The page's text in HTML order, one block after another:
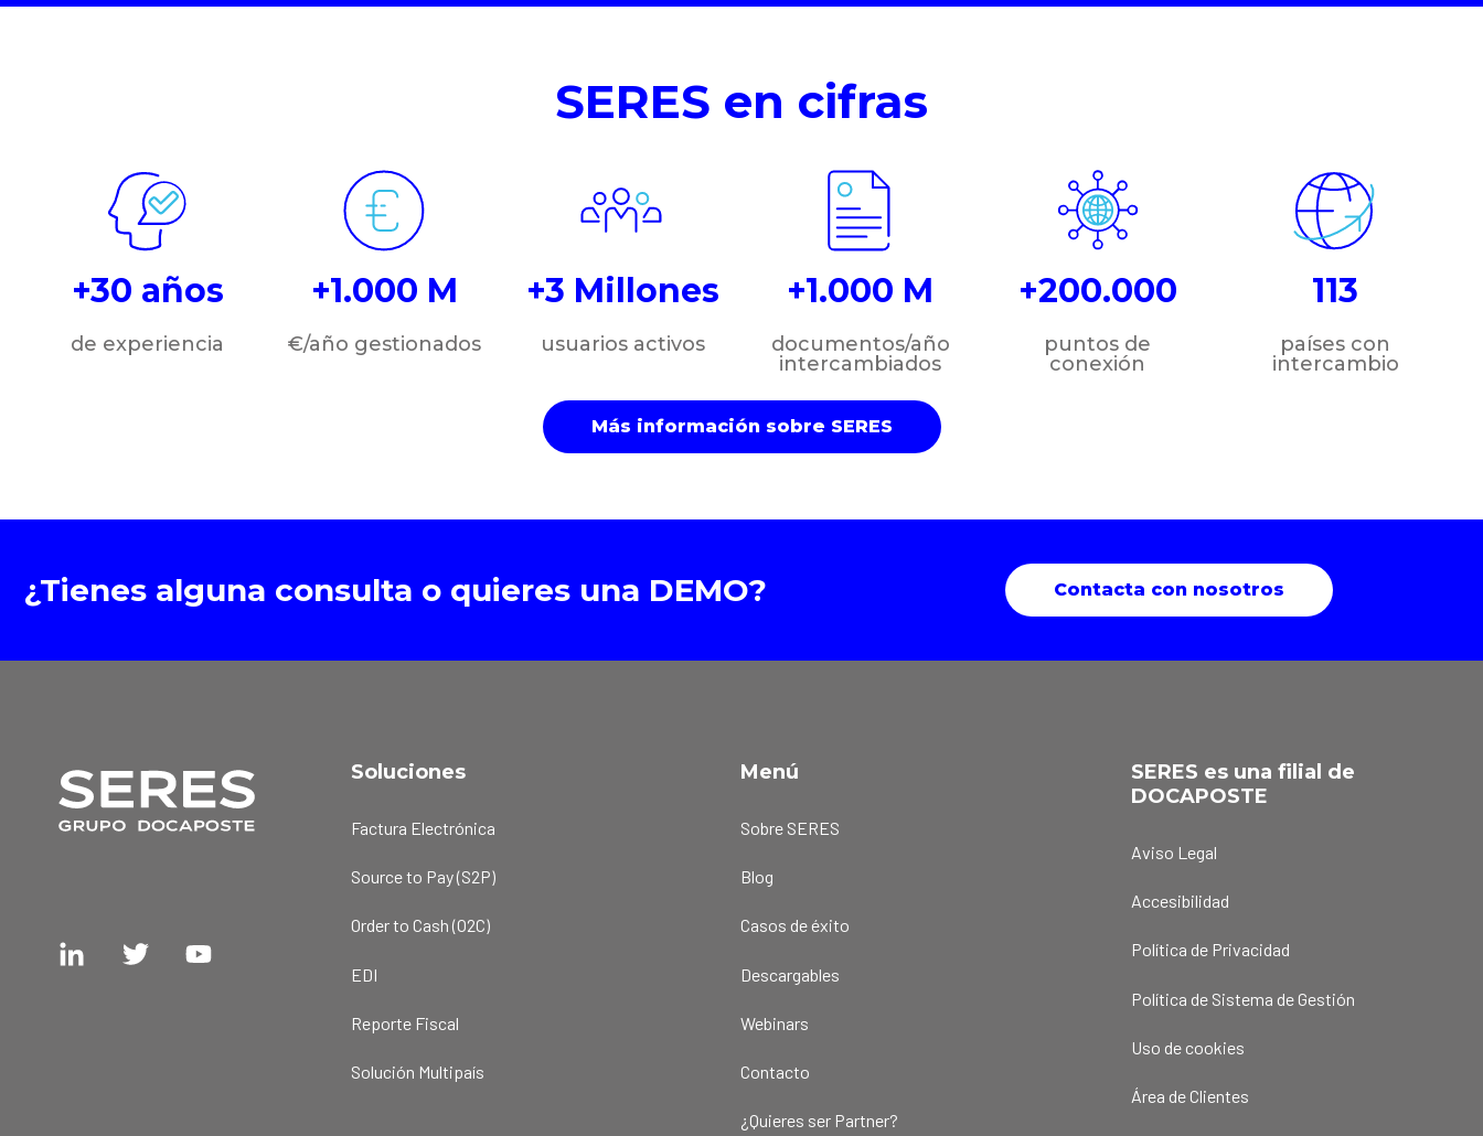
SERES en cifras
+30 años
de experiencia
+1.000 M
€/año gestionados
+3 Millones
usuarios activos
+1.000 M
documentos/año
intercambiados
+200.000
puntos de
conexión
113
países con
intercambio
Más información sobre SERES
¿Tienes alguna consulta o quieres una DEMO? Contacta con nosotros
Soluciones
Factura Electrónica
Source to Pay (S2P)
Order to Cash (O2C)
EDI
Reporte Fiscal
Solución Multipaís
Menú
Sobre SERES
Blog
Casos de éxito
Descargables
Webinars
Contacto
¿Quieres ser Partner?
SERES es una filial de
DOCAPOSTE
Aviso Legal
Accesibilidad
Política de Privacidad
Política de Sistema de Gestión
Uso de cookies
Área de Clientes